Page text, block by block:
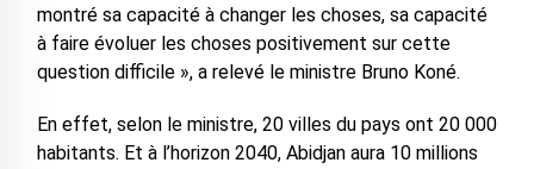
montré sa capacité à changer les choses, sa capacité
à faire évoluer les choses positivement sur cette
question difficile », a relevé le ministre Bruno Koné.
En effet, selon le ministre, 20 villes du pays ont 20 000
habitants. Et à l’horizon 2040, Abidjan aura 10 millions